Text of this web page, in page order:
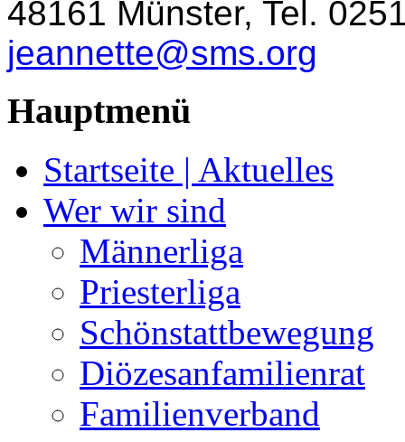
48161 Münster, Tel.
jeannette@sms.org
Hauptmenü
Startseite | Aktuelles
Wer wir sind
Männerliga
Priesterliga
Schönstattbewegung
Diözesanfamilienrat
Familienverband